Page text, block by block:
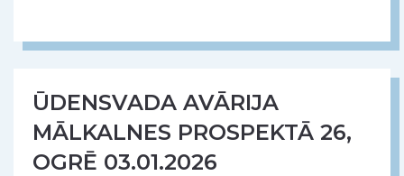
ŪDENSVADA AVĀRIJA
MĀLKALNES PROSPEKTĀ 26,
OGRĒ 03.01.2026